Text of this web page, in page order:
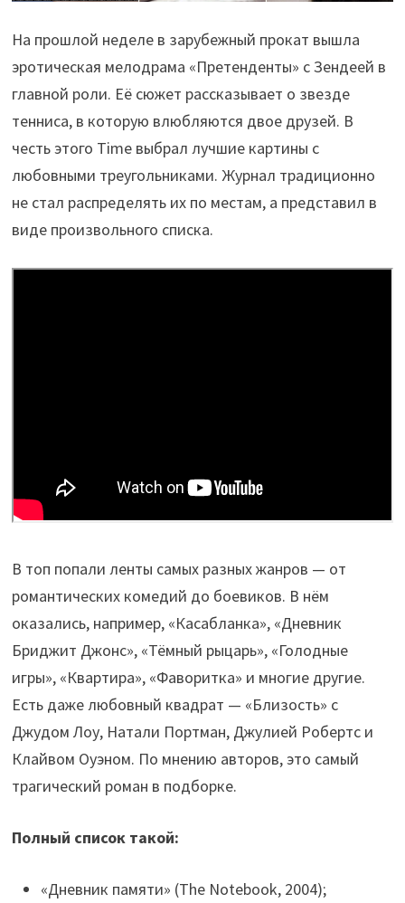
На прошлой неделе в зарубежный прокат вышла
эротическая мелодрама «Претенденты» с Зендеей в
главной роли. Её сюжет рассказывает о звезде
тенниса, в которую влюбляются двое друзей. В
честь этого Time выбрал лучшие картины с
любовными треугольниками. Журнал традиционно
не стал распределять их по местам, а представил в
виде произвольного списка.
В топ попали ленты самых разных жанров — от
романтических комедий до боевиков. В нём
оказались, например, «Касабланка», «Дневник
Бриджит Джонс», «Тёмный рыцарь», «Голодные
игры», «Квартира», «Фаворитка» и многие другие.
Есть даже любовный квадрат — «Близость» с
Джудом Лоу, Натали Портман, Джулией Робертс и
Клайвом Оуэном. По мнению авторов, это самый
трагический роман в подборке.
Полный список такой:
«Дневник памяти» (The Notebook, 2004);